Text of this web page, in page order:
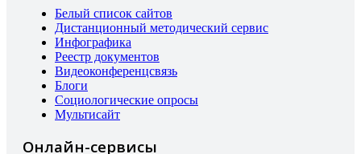
Белый список сайтов
Дистанционный методический сервис
Инфографика
Реестр документов
Видеоконференцсвязь
Блоги
Социологические опросы
Мультисайт
Онлайн-сервисы